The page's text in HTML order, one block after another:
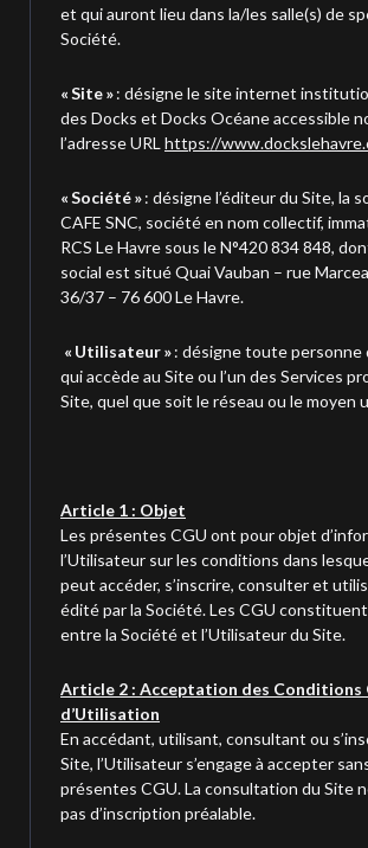
et qui auront lieu dans la/les salle(s) de
Société.
« Site »: désigne le site internet
des Docks et Docks Océane accessible
l’adresse URL https://
« Société »: désigne l’éditeur du Site, la
CAFE SNC, société en nom collectif,
RCS Le Havre sous le N°420 834 848,
social est situé Quai Vauban – rue
36/37 – 76 600 Le Havre.
« Utilisateur »: désigne toute personne
qui accède au Site ou l’un des Services
Site, quel que soit le réseau ou le moyen
Article 1 : Objet
Les présentes CGU ont pour objet
l’Utilisateur sur les conditions dans
peut accéder, s’inscrire, consulter et
édité par la Société. Les CGU
entre la Société et l’Utilisateur du Site.
Article 2 : Acceptation des Conditions
d’Utilisation
En accédant, utilisant, consultant ou
Site, l’Utilisateur s’engage à accepter
présentes CGU. La consultation du Site
pas d’inscription préalable.